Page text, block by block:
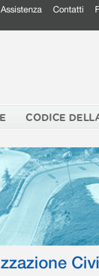
Assistenza Contatti
CODICE